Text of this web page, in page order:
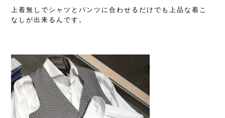
上着無しでシャツとパンツに合わせるだけでも上品な着こ
なしが出来るんです。